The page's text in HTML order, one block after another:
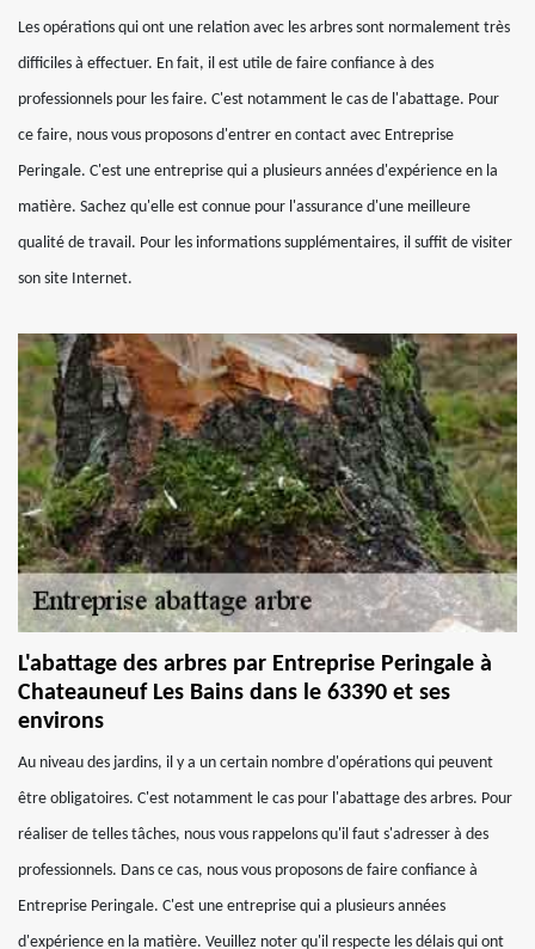
Les opérations qui ont une relation avec les arbres sont normalement très
difficiles à effectuer. En fait, il est utile de faire confiance à des
professionnels pour les faire. C'est notamment le cas de l'abattage. Pour
ce faire, nous vous proposons d'entrer en contact avec Entreprise
Peringale. C'est une entreprise qui a plusieurs années d'expérience en la
matière. Sachez qu'elle est connue pour l'assurance d'une meilleure
qualité de travail. Pour les informations supplémentaires, il suffit de visiter
son site Internet.
L'abattage des arbres par Entreprise Peringale à
Chateauneuf Les Bains dans le 63390 et ses
environs
Au niveau des jardins, il y a un certain nombre d'opérations qui peuvent
être obligatoires. C'est notamment le cas pour l'abattage des arbres. Pour
réaliser de telles tâches, nous vous rappelons qu'il faut s'adresser à des
professionnels. Dans ce cas, nous vous proposons de faire confiance à
Entreprise Peringale. C'est une entreprise qui a plusieurs années
d'expérience en la matière. Veuillez noter qu'il respecte les délais qui ont